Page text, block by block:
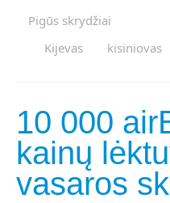
Pigūs skrydžiai
Kijevas
kisiniovas
10 000
kainų
vasaros